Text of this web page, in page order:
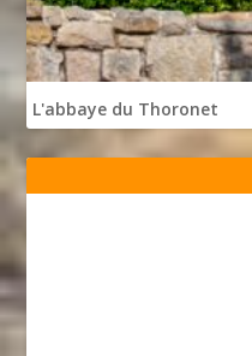
L'abbaye du Thoronet